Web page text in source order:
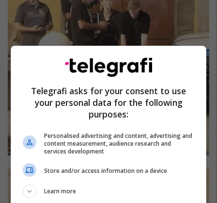
Telegrafi asks for your consent to use
your personal data for the following
purposes:
Personalised advertising and content, advertising and
content measurement, audience research and
services development
Store and/or access information on a device
Learn more